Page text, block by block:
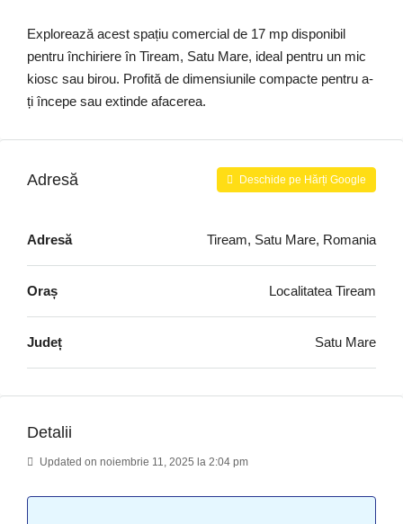
Explorează acest spațiu comercial de 17 mp disponibil
pentru închiriere în Tiream, Satu Mare, ideal pentru un mic
kiosc sau birou. Profită de dimensiunile compacte pentru a-
ți începe sau extinde afacerea.
Adresă Deschide pe Hărți Google
Adresă Tiream, Satu Mare, Romania
Oraș Localitatea Tiream
Județ Satu Mare
Detalii
Updated on noiembrie 11, 2025 la 2:04 pm